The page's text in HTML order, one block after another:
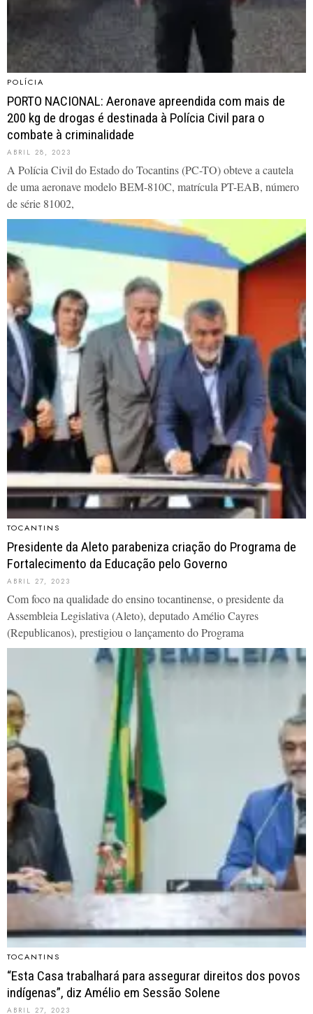
POLÍCIA
PORTO NACIONAL: Aeronave apreendida com mais de
200 kg de drogas é destinada à Polícia Civil para o
combate à criminalidade
ABRIL 28, 2023
A Polícia Civil do Estado do Tocantins (PC-TO) obteve a cautela
de uma aeronave modelo BEM-810C, matrícula PT-EAB, número
de série 81002,
TOCANTINS
Presidente da Aleto parabeniza criação do Programa de
Fortalecimento da Educação pelo Governo
ABRIL 27, 2023
Com foco na qualidade do ensino tocantinense, o presidente da
Assembleia Legislativa (Aleto), deputado Amélio Cayres
(Republicanos), prestigiou o lançamento do Programa
TOCANTINS
“Esta Casa trabalhará para assegurar direitos dos povos
indígenas”, diz Amélio em Sessão Solene
ABRIL 27, 2023